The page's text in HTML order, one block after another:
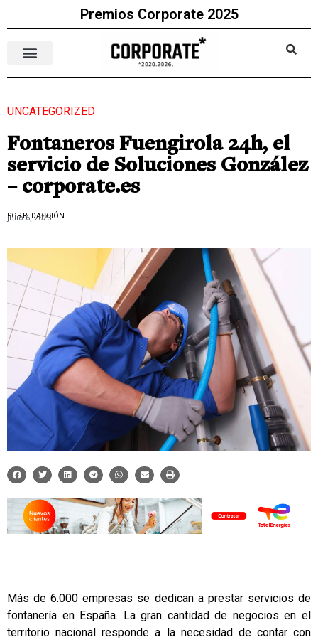
Premios Corporate 2025
UNCATEGORIZED
Fontaneros Fuengirola 24h, el
servicio de Soluciones González
– corporate.es
POR REDACCIÓN
julio 6, 2023
Más de 6.000 empresas se dedican a prestar servicios de
fontanería en España. La gran cantidad de negocios en el
territorio nacional responde a la necesidad de contar con